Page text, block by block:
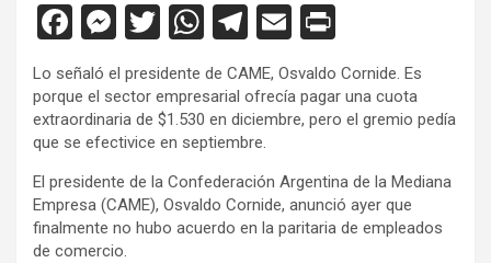
F
a
ce
b
o
o
k
M
es
se
n
g
er
T
wi
tt
er
W
h
at
s
A
p
p
T
el
e
gr
a
m
E
m
ail
in
tF
ri
n
dl
Lo señaló el presidente de CAME, Osvaldo Cornide. Es
porque el sector empresarial ofrecía pagar una cuota
extraordinaria de $1.530 en diciembre, pero el gremio pedía
que se efectivice en septiembre.
El presidente de la Confederación Argentina de la Mediana
Empresa (CAME), Osvaldo Cornide, anunció ayer que
finalmente no hubo acuerdo en la paritaria de empleados
de comercio.